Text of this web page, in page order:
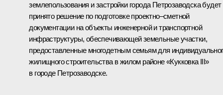
землепользования и застройки города Петрозаводска будет
принято решение по подготовке проектно–­сметной
документации на объекты инженерной и транспортной
инфраструктуры, обеспечивающей земельные участки,
предоставленные многодетным семьям для
жилищного строительства в жилом районе «Кукковка III»
в городе Петрозаводске.